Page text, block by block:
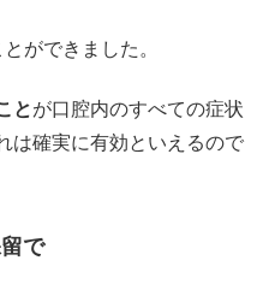
ができました。
とが口腔内のすべての症状
は確実に有効といえるので
で